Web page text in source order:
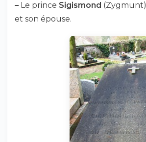
– Le prince Sigismond (Zygmunt)
et son épouse.